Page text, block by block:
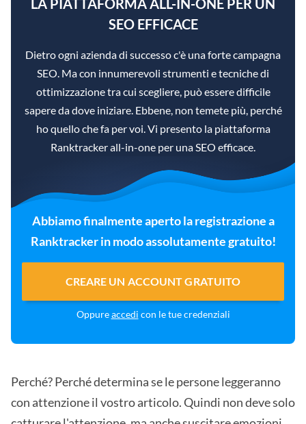
SEO EFFICACE
Dietro ogni azienda di successo c'è una forte campagna
SEO. Ma con innumerevoli strumenti e tecniche di
ottimizzazione tra cui scegliere, può essere difficile
sapere da dove iniziare. Ebbene, non temete più, perché
ho quello che fa per voi. Vi presento la piattaforma
Ranktracker all-in-one per una SEO efficace.
Abbiamo finalmente aperto la registrazione a
Ranktracker in modo assolutamente gratuito!
CREARE UN ACCOUNT GRATUITO
Oppureaccedi con le tue credenziali
Perché? Perché determina se le persone leggeranno
con attenzione il vostro articolo. Quindi non deve solo